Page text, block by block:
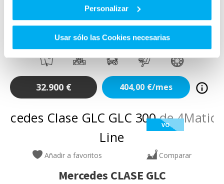
Personalizar
Usar sólo las Cookies necesarias
MercedesGLE-CLASS
GLE 350 D 4MATIC AMG LINE
32.900 € 404,00 €/mes
VO
Añadir a favoritos Comparar
Mercedes CLASE GLC